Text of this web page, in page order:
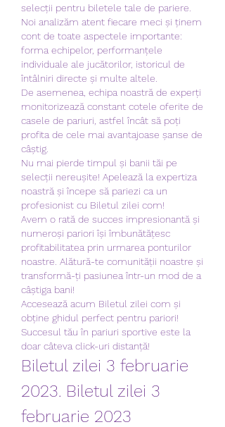
selecții pentru biletele tale de pariere.
Noi analizăm atent fiecare meci și ținem
cont de toate aspectele importante:
forma echipelor, performanțele
individuale ale jucătorilor, istoricul de
întâlniri directe și multe altele.
De asemenea, echipa noastră de experți
monitorizează constant cotele oferite de
casele de pariuri, astfel încât să poți
profita de cele mai avantajoase șanse de
câștig.
Nu mai pierde timpul și banii tăi pe
selecții nereușite! Apelează la expertiza
noastră și începe să pariezi ca un
profesionist cu Biletul zilei com!
Avem o rată de succes impresionantă și
numeroși pariori își îmbunătățesc
profitabilitatea prin urmarea ponturilor
noastre. Alătură-te comunității noastre și
transformă-ți pasiunea într-un mod de a
câștiga bani!
Accesează acum Biletul zilei com și
obține ghidul perfect pentru pariori!
Succesul tău în pariuri sportive este la
doar câteva click-uri distanță!
Biletul zilei 3 februarie
2023. Biletul zilei 3
februarie 2023